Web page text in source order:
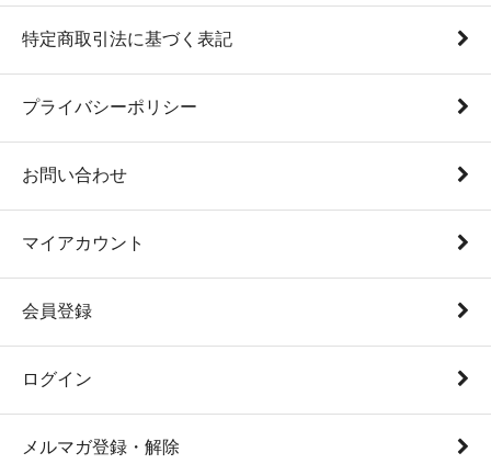
特定商取引法に基づく表記
プライバシーポリシー
お問い合わせ
マイアカウント
会員登録
ログイン
メルマガ登録・解除